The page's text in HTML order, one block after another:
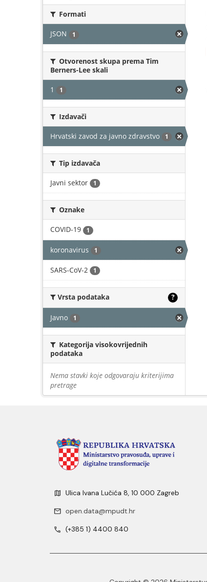
Formati
JSON 1
Otvorenost skupa prema Tim
Berners-Lee skali
1 1
Izdavači
Hrvatski zavod za javno zdravstvo 1
Tip izdavača
Javni sektor 1
Oznake
COVID-19 1
koronavirus 1
SARS-CoV-2 1
Vrsta podataka ?
Javno 1
Kategorija visokovrijednih
podataka
Nema stavki koje odgovaraju kriterijima
pretrage